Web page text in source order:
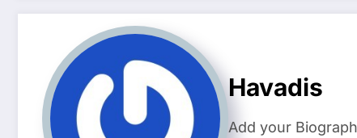
Havadis
Add your